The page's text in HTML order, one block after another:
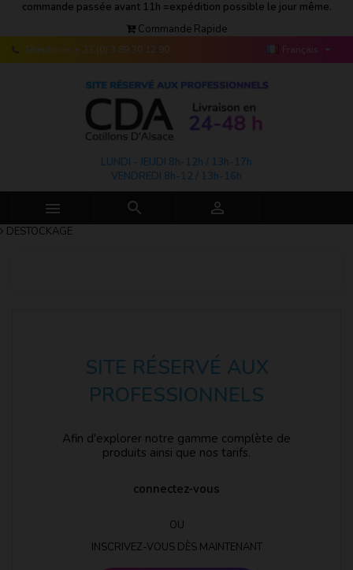
commande passée avant 11h =expédition possible le jour même.
Commande Rapide
Téléphone: + 33 (0) 3 89 30 12 90 Français 
LUNDI - JEUDI 8h-12h / 13h-17h
VENDREDI 8h-12 / 13h-16h
  
DESTOCKAGE
SITE RÉSERVÉ AUX
PROFESSIONNELS
Afin d'explorer notre gamme complète de
produits ainsi que nos tarifs.
connectez-vous
OU
INSCRIVEZ-VOUS DÈS MAINTENANT